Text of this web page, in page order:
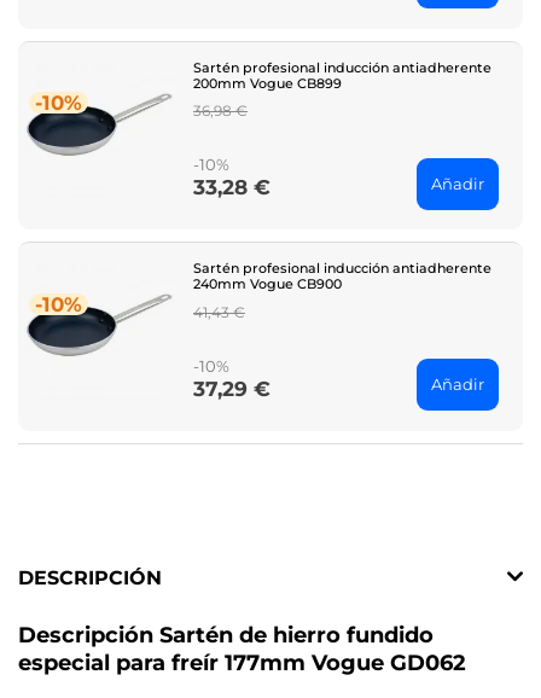
-10%
Sartén profesional inducción antiadherente
200mm Vogue CB899
Regular
36,98 €
-10%
Price
33,28 € Añadir
-10%
Sartén profesional inducción antiadherente
240mm Vogue CB900
Regular
41,43 €
-10%
Price
37,29 € Añadir
DESCRIPCIÓN
Descripción Sartén de hierro fundido
especial para freír 177mm Vogue GD062